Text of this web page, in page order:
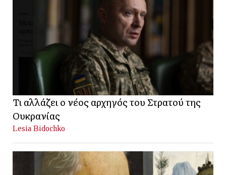
Τι αλλάζει ο νέος αρχηγός του Στρατού της
Ουκρανίας
Lesia Bidochko